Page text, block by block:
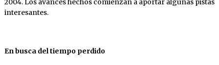
2004. Los avances hechos comienzan a aportar algunas pistas
interesantes.
En busca del tiempo perdido